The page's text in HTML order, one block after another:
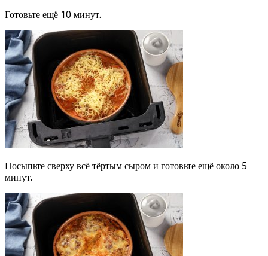
Готовьте ещё 10 минут.
Посыпьте сверху всё тёртым сыром и готовьте ещё около 5
минут.